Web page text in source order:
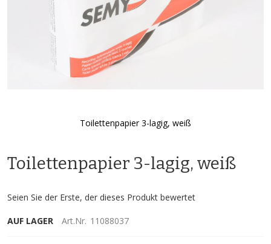
Toilettenpapier 3-lagig, weiß
der
Toilettenpapier 3-lagig, weiß
Seien Sie der Erste, der dieses Produkt bewertet
AUF LAGER Art.Nr. 11088037